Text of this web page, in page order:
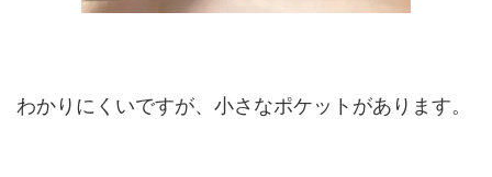
わかりにくいですが、小さなポケットがあります。